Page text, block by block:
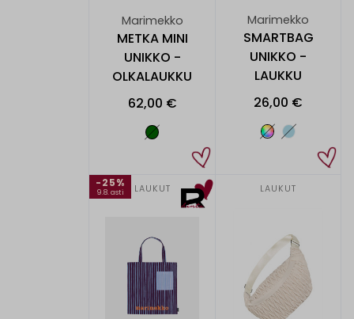
Marimekko
METKA MINI
UNIKKO -
OLKALAUKKU
62,00 €
Marimekko
SMARTBAG
UNIKKO -
LAUKKU
26,00 €
LAUKUT
-25%
9.8. asti LAUKUT